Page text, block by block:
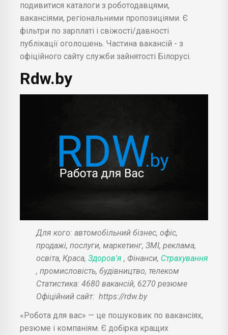
подивитися каталоги з роботодавцями,
вакансіями, регіональними пропозиціями. Є
фільтри по зарплаті і свіжості/давності
публікації оголошень. Частина вакансій - з
офіційного сайту служби зайнятості Білорусі.
Rdw.by
Для кого: автомобільний бізнес, офіс,
продажі, послуги, маркетинг, ЗМІ, реклама,
освіта, Краса, Здоров'я , Фінанси, Страхування
, промисловість, будівництво, телеком
Статистика: 4680 вакансій, 6270 резюме
Офіційний сайт: https://rdw.by
«Робота для вас» — це пошуковик по вакансіях,
резюме і компаніям. Є добірка кращих